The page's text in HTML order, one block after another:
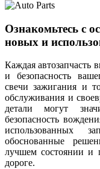
Ознакомьтесь с
новых и
Каждая автозапчасть
и безопасность
свечи зажигания и
обслуживания и
детали могут
безопасность
использованных
обоснованные
лучшем состоянии и
дороге.